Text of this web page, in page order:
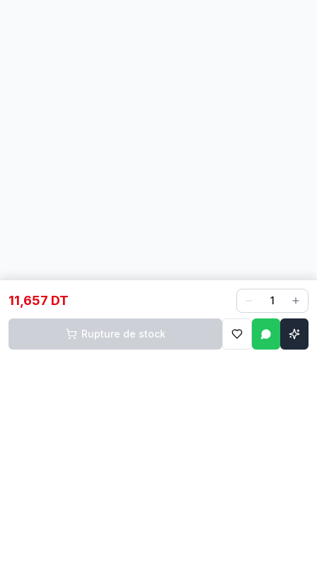
11,657 DT 1
Rupture de stock